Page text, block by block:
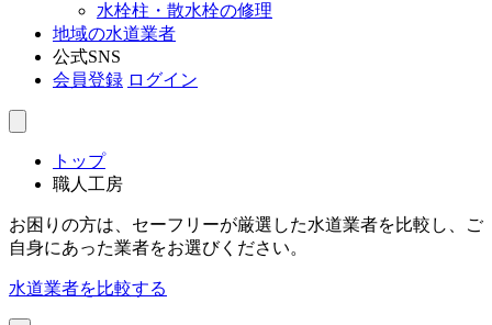
水栓柱・散水栓の修理
地域の水道業者
公式SNS
会員登録 ログイン
トップ
職人工房
お困りの方は、セーフリーが厳選した水道業者を比較し、ご
自身にあった業者をお選びください。
水道業者を比較する